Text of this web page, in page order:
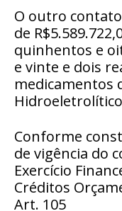
O outro
de
quinhentos e
e vinte e dois
medicamentos
Conforme
de vigência do
Exercício
Créditos
Art. 105